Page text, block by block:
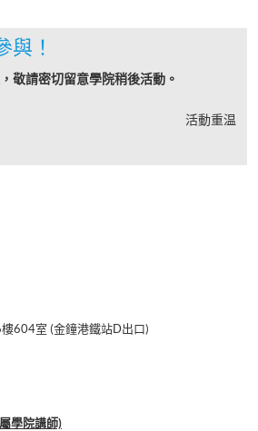
與！
敬請密切留意學院稍後活動。
活動重温
604室 (金鐘港鐵站D出口)
學院講師)